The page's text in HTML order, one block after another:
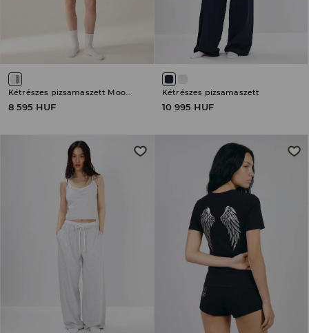
Kétrészes pizsamaszett Moomin
8 595 HUF
Kétrészes pizsamaszett
10 995 HUF